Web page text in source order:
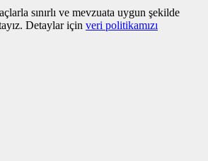
sınırlı ve mevzuata uygun şekilde
Detaylar için veri politikamızı